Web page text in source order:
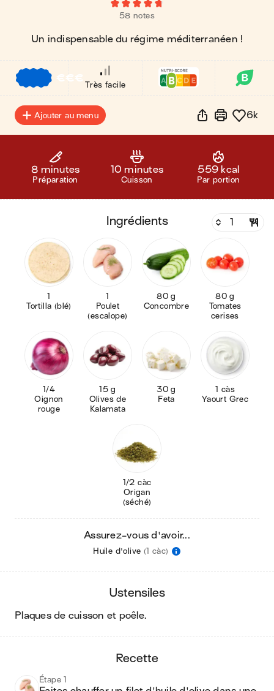
58 notes
Un indispensable du régime méditerranéen !
€€€
Très facile
Ajouter au menu 6k
8 minutes
Préparation
10 minutes
Cuisson
559 kcal
Par portion
ingrédients
1
Tortilla (blé)
1
Poulet
(escalope)
80 g
Concombre
80 g
Tomates
cerises
1/4
Oignon
rouge
15 g
Olives de
Kalamata
30 g
Feta
1 càs
Yaourt Grec
1/2 càc
Origan
(séché)
Assurez-vous d'avoir...
Huile d'olive (1 càc)
ustensiles
plaques de cuisson et poêle.
recette
Étape 1